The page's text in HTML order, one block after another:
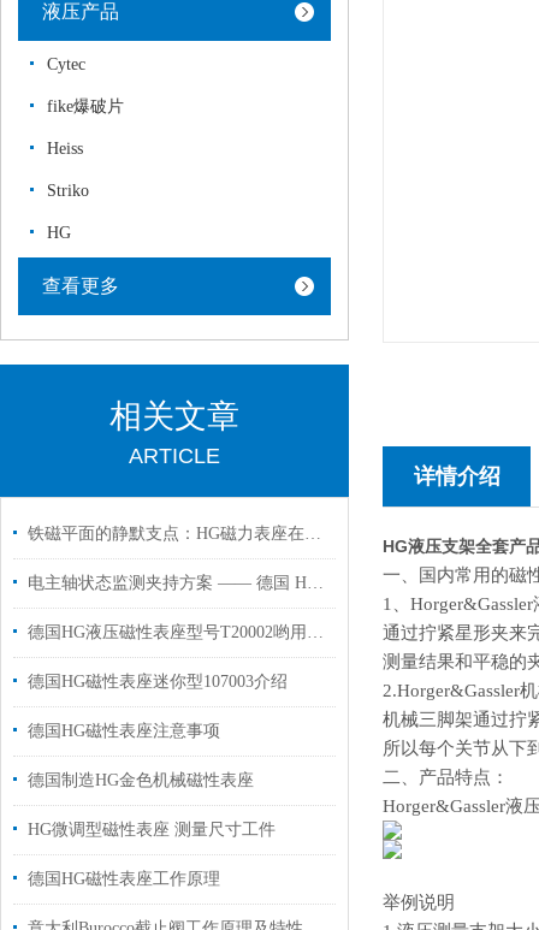
液压产品
Cytec
fike爆破片
Heiss
Striko
HG
查看更多
相关文章
ARTICLE
铁磁平面的静默支点：HG磁力表座在精密测量中的磁路切换与姿态锁定
电主轴状态监测夹持方案 —— 德国 HG 106306 磁力表座应用解析
德国HG液压磁性表座型号T20002哟用于机床工作半径950mm
德国HG磁性表座迷你型107003介绍
德国HG磁性表座注意事项
德国制造HG金色机械磁性表座
HG微调型磁性表座 测量尺寸工件
德国HG磁性表座工作原理
详情介绍
HG液压支架全套产
一、国内常用的磁
1、
通过拧紧星形夹来
测量结果和平稳的
2.Horger&Gassler
机械三脚架通过拧
所以每个关节从下
二、产品特点：
Horger&Gassler液
举例说明